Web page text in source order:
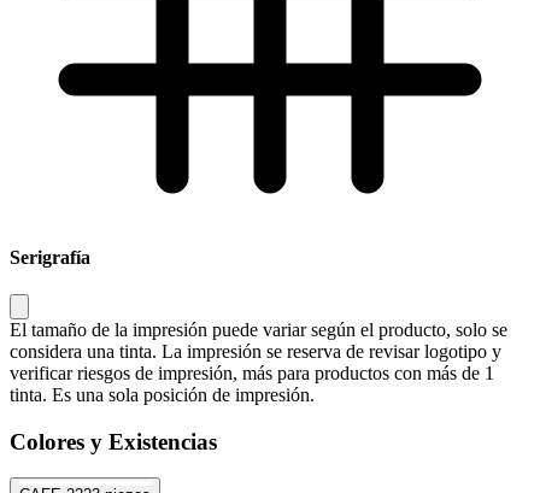
Serigrafía
El tamaño de la impresión puede variar según el producto, solo se
considera una tinta. La impresión se reserva de revisar logotipo y
verificar riesgos de impresión, más para productos con más de 1
tinta. Es una sola posición de impresión.
Colores y Existencias